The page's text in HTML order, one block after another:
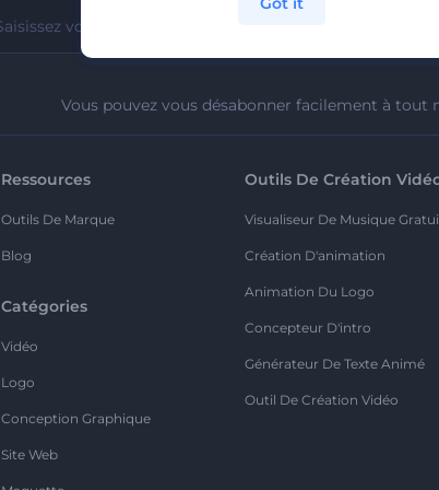
Vous pouvez vous désabonner facilement à tout
Ressources
Outils De Marque
Blog
Catégories
Vidéo
Logo
Conception Graphique
Site Web
Outils De Création
Visualiseur De Musique
Création D'animation
Animation Du Logo
Concepteur D'intro
Générateur De Texte Animé
Outil De Création Vidéo